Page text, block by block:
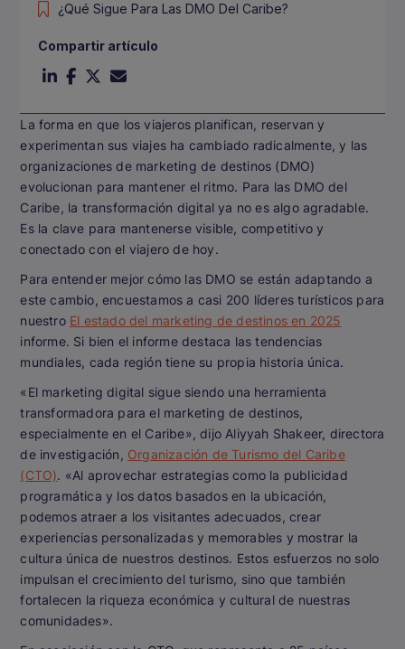
La forma en que los viajeros planifican, reservan y
experimentan sus viajes ha cambiado radicalmente, y las
organizaciones de marketing de destinos (DMO)
evolucionan para mantener el ritmo. Para las DMO del
Caribe, la transformación digital ya no es algo agradable.
Es la clave para mantenerse visible, competitivo y
conectado con el viajero de hoy.
Para entender mejor cómo las DMO se están adaptando a
este cambio, encuestamos a casi 200 líderes turísticos para
nuestro El estado del marketing de destinos en 2025
informe. Si bien el informe destaca las tendencias
mundiales, cada región tiene su propia historia única.
«El marketing digital sigue siendo una herramienta
transformadora para el marketing de destinos,
especialmente en el Caribe», dijo Aliyyah Shakeer, directora
de investigación, Organización de Turismo del Caribe
(CTO). «Al aprovechar estrategias como la publicidad
programática y los datos basados en la ubicación,
podemos atraer a los visitantes adecuados, crear
experiencias personalizadas y memorables y mostrar la
cultura única de nuestros destinos. Estos esfuerzos no solo
impulsan el crecimiento del turismo, sino que también
fortalecen la riqueza económica y cultural de nuestras
comunidades».
¿Qué Sigue Para Las DMO Del Caribe?
Compartir artículo